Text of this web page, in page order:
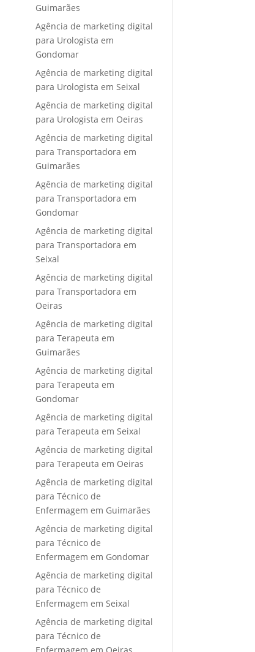
Guimarães
Agência de marketing digital
para Urologista em
Gondomar
Agência de marketing digital
para Urologista em Seixal
Agência de marketing digital
para Urologista em Oeiras
Agência de marketing digital
para Transportadora em
Guimarães
Agência de marketing digital
para Transportadora em
Gondomar
Agência de marketing digital
para Transportadora em
Seixal
Agência de marketing digital
para Transportadora em
Oeiras
Agência de marketing digital
para Terapeuta em
Guimarães
Agência de marketing digital
para Terapeuta em
Gondomar
Agência de marketing digital
para Terapeuta em Seixal
Agência de marketing digital
para Terapeuta em Oeiras
Agência de marketing digital
para Técnico de
Enfermagem em Guimarães
Agência de marketing digital
para Técnico de
Enfermagem em Gondomar
Agência de marketing digital
para Técnico de
Enfermagem em Seixal
Agência de marketing digital
para Técnico de
Enfermagem em Oeiras